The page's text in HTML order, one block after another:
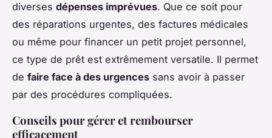
diverses dépenses imprévues. Que ce soit pour
des réparations urgentes, des factures médicales
ou même pour financer un petit projet personnel,
ce type de prêt est extrêmement versatile. Il permet
de faire face à des urgences sans avoir à passer
par des procédures compliquées.
Conseils pour gérer et rembourser
efficacement